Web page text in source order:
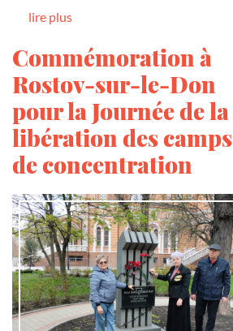
lire plus
Commémoration à
Rostov-sur-le-Don
pour la Journée de la
libération des camps
de concentration